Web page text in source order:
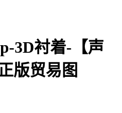
3D衬着-【声
版贸易图